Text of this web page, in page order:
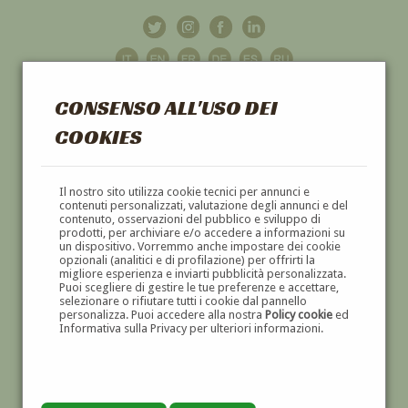
CONSENSO ALL'USO DEI
COOKIES
Il nostro sito utilizza cookie tecnici per annunci e
contenuti personalizzati, valutazione degli annunci e del
contenuto, osservazioni del pubblico e sviluppo di
prodotti, per archiviare e/o accedere a informazioni su
un dispositivo. Vorremmo anche impostare dei cookie
opzionali (analitici e di profilazione) per offrirti la
migliore esperienza e inviarti pubblicità personalizzata.
Puoi scegliere di gestire le tue preferenze e accettare,
selezionare o rifiutare tutti i cookie dal pannello
personalizza. Puoi accedere alla nostra Policy cookieed
Informativa sulla Privacy per ulteriori informazioni.
GALLERIAD'ARTE
DIPINTI E SCULTURE '800 E '900